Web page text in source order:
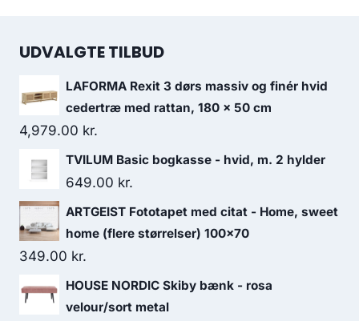
UDVALGTE TILBUD
LAFORMA Rexit 3 dørs massiv og finér hvid
cedertræ med rattan, 180 x 50 cm
4,979.00 kr.
TVILUM Basic bogkasse - hvid, m. 2 hylder
649.00 kr.
ARTGEIST Fototapet med citat - Home, sweet
home (flere størrelser) 100x70
349.00 kr.
HOUSE NORDIC Skiby bænk - rosa
velour/sort metal